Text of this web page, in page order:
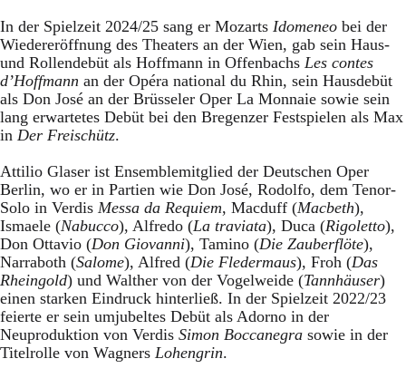
In der Spielzeit 2024/25 sang er Mozarts Idomeneo bei der
Wiedereröffnung des Theaters an der Wien, gab sein Haus-
und Rollendebüt als Hoffmann in Offenbachs Les contes
d’Hoffmann an der Opéra national du Rhin, sein Hausdebüt
als Don José an der Brüsseler Oper La Monnaie sowie sein
lang erwartetes Debüt bei den Bregenzer Festspielen als Max
in Der Freischütz.
Attilio Glaser ist Ensemblemitglied der Deutschen Oper
Berlin, wo er in Partien wie Don José, Rodolfo, dem Tenor-
Solo in Verdis Messa da Requiem, Macduff (Macbeth),
Ismaele (Nabucco), Alfredo (La traviata), Duca (Rigoletto),
Don Ottavio (Don Giovanni), Tamino (Die Zauberflöte),
Narraboth (Salome), Alfred (Die Fledermaus), Froh (Das
Rheingold) und Walther von der Vogelweide (Tannhäuser)
einen starken Eindruck hinterließ. In der Spielzeit 2022/23
feierte er sein umjubeltes Debüt als Adorno in der
Neuproduktion von Verdis Simon Boccanegra sowie in der
Titelrolle von Wagners Lohengrin.